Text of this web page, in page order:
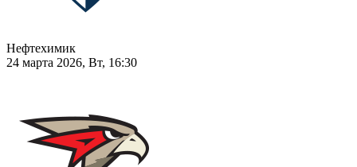
Нефтехимик
24 марта 2026, Вт, 16:30